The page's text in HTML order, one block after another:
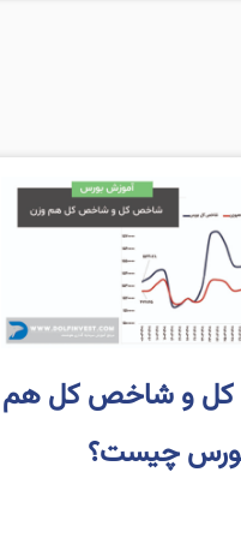
و شاخص کل هم
چیست؟